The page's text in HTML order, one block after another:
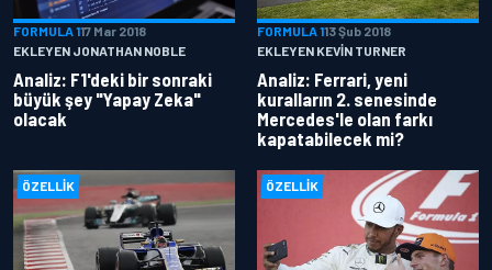
FORMULA 117 Mar 2018
EKLEYEN JONATHAN NOBLE
Analiz: F1'deki bir sonraki
büyük şey "Yapay Zeka"
olacak
FORMULA 113 Şub 2018
EKLEYEN KEVIN TURNER
Analiz: Ferrari, yeni
kuralların 2. senesinde
Mercedes'le olan farkı
kapatabilecek mi?
ÖZELLIK ÖZELLIK